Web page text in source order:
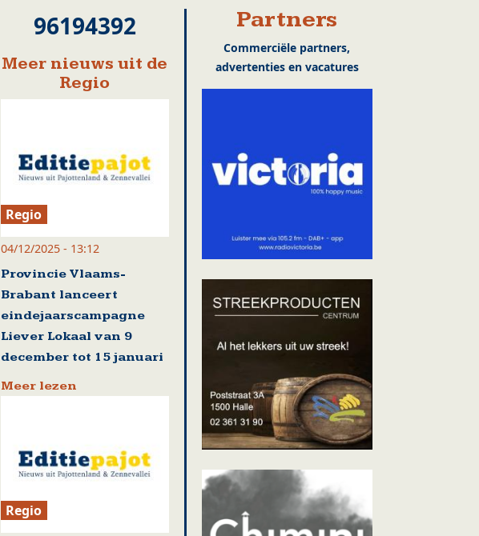
96194392
Meer nieuws uit de
Regio
Regio
04/12/2025 - 13:12
Provincie Vlaams-
Brabant lanceert
eindejaarscampagne
Liever Lokaal van 9
december tot 15 januari
Meer lezen
Regio
Partners
Commerciële partners,
advertenties en vacatures